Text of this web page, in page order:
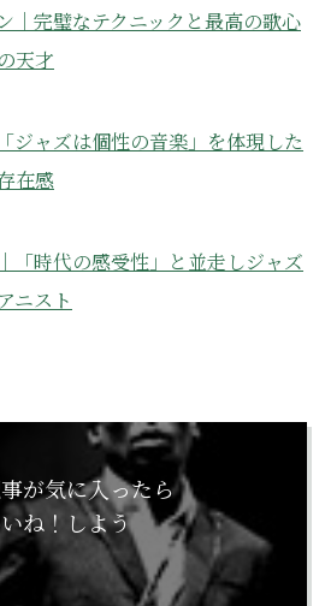
｜完璧なテクニックと最高の歌心
天才
ジャズは個性の音楽」を体現した
在感
「時代の感受性」と並走しジャズ
ニスト
が気に入ったら
ね！しよう